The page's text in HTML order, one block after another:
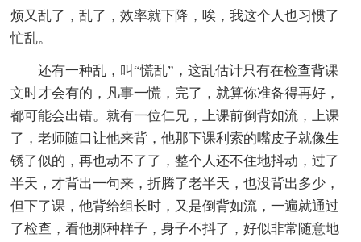
烦又乱了，乱了，效率就下降，唉，我这个人也习惯了
忙乱。
还有一种乱，叫“慌乱”，这乱估计只有在检查背课
文时才会有的，凡事一慌，完了，就算你准备得再好，
都可能会出错。就有一位仁兄，上课前倒背如流，上课
了，老师随口让他来背，他那下课利索的嘴皮子就像生
锈了似的，再也动不了了，整个人还不住地抖动，过了
半天，才背出一句来，折腾了老半天，也没背出多少，
但下了课，他背给组长时，又是倒背如流，一遍就通过
了检查，看他那种样子，身子不抖了，好似非常随意地